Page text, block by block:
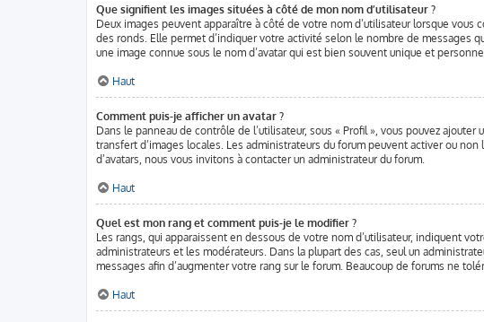
Que signifient les images situées à côté de mon nom d’utilisateur ?
Deux images peuvent apparaître à côté de votre nom d’utilisateur lorsque
des ronds. Elle permet d’indiquer votre activité selon le nombre de messages
une image connue sous le nom d’avatar qui est bien souvent unique et
Haut
Comment puis-je afficher un avatar ?
Dans le panneau de contrôle de l’utilisateur, sous « Profil », vous pouvez
transfert d’images locales. Les administrateurs du forum peuvent activer ou
d’avatars, nous vous invitons à contacter un administrateur du forum.
Haut
Quel est mon rang et comment puis-je le modifier ?
Les rangs, qui apparaissent en dessous de votre nom d’utilisateur, indiquent
administrateurs et les modérateurs. Dans la plupart des cas, seul un
messages afin d’augmenter votre rang sur le forum. Beaucoup de forums ne
Haut